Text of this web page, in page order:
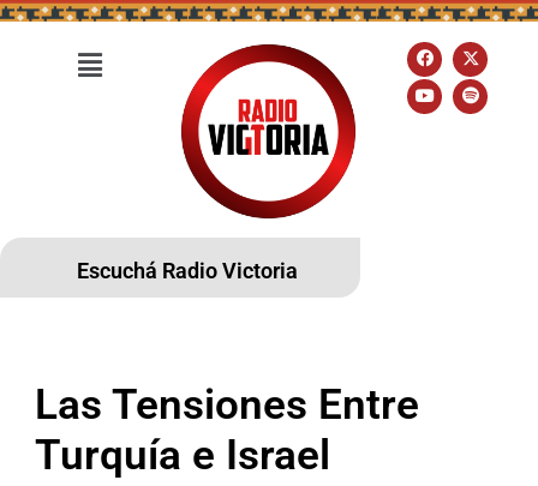
Escuchá Radio Victoria
Las Tensiones Entre
Turquía e Israel